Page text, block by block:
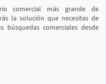
comercial más grande de
la solución que necesitas de
búsquedas comerciales desde